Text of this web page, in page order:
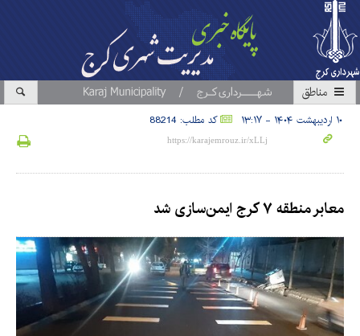
مناطق
۱۰ اردیبهشت ۱۴۰۴ - ۱۳:۱۷ کد مطلب: 88214
معابر منطقه ۷ کرج ایمن‌سازی شد